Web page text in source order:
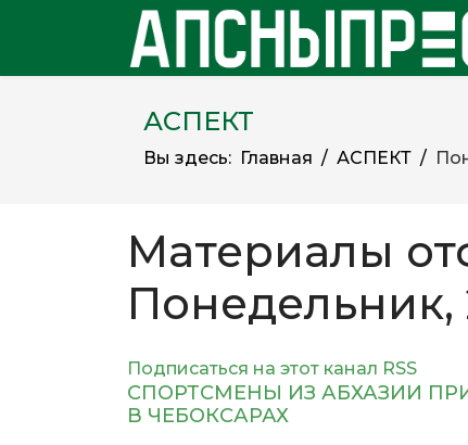
АСПЕКТ
Вы здесь: Главная АСПЕКТ
Материалы
Понедельник,
Подписаться на этот канал RSS
СПОРТСМЕНЫ ИЗ АБХАЗИИ
В ЧЕБОКСАРАХ